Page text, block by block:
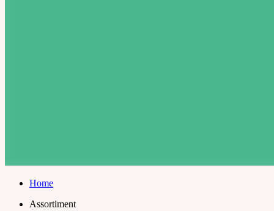
Home
Assortiment